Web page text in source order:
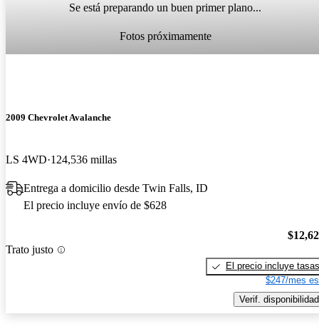
Se está preparando un buen primer plano...
Fotos próximamente
2009 Chevrolet Avalanche
LS 4WD 124,536 millas
Entrega a domicilio desde Twin Falls, ID
El precio incluye envío de $628
Trato justo
El precio incluye tasas
$247/mes
Verif. disponibilidad